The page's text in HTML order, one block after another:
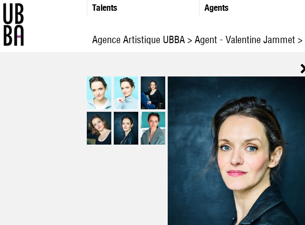
Talents Agents
Agence Artistique UBBA>Agent - Valentine Jammet >